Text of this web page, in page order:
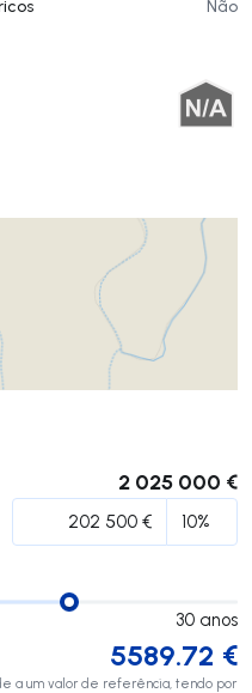
Não
2 025 000 €
30 anos
5589.72 €
a um valor de referência, tendo por